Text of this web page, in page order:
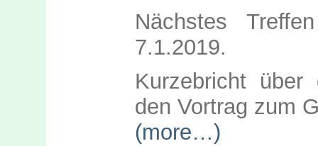
Nächstes
7.1.2019.
Kurzebricht über
den Vortrag zum
(more…)